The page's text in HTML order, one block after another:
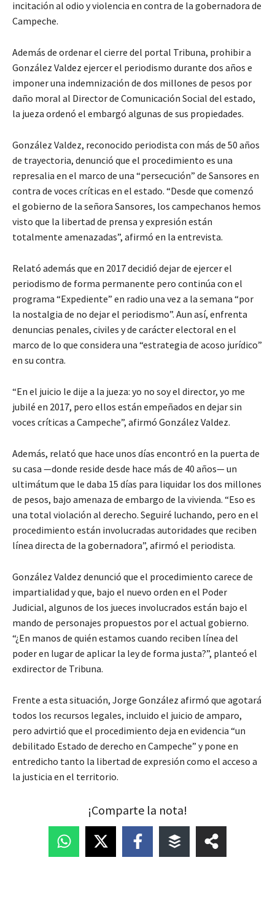
incitación al odio y violencia en contra de la gobernadora de
Campeche.
Además de ordenar el cierre del portal Tribuna, prohibir a
González Valdez ejercer el periodismo durante dos años e
imponer una indemnización de dos millones de pesos por
daño moral al Director de Comunicación Social del estado,
la jueza ordenó el embargó algunas de sus propiedades.
González Valdez, reconocido periodista con más de 50 años
de trayectoria, denunció que el procedimiento es una
represalia en el marco de una “persecución” de Sansores en
contra de voces críticas en el estado. “Desde que comenzó
el gobierno de la señora Sansores, los campechanos hemos
visto que la libertad de prensa y expresión están
totalmente amenazadas”, afirmó en la entrevista.
Relató además que en 2017 decidió dejar de ejercer el
periodismo de forma permanente pero continúa con el
programa “Expediente” en radio una vez a la semana “por
la nostalgia de no dejar el periodismo”. Aun así, enfrenta
denuncias penales, civiles y de carácter electoral en el
marco de lo que considera una “estrategia de acoso jurídico”
en su contra.
“En el juicio le dije a la jueza: yo no soy el director, yo me
jubilé en 2017, pero ellos están empeñados en dejar sin
voces críticas a Campeche”, afirmó González Valdez.
Además, relató que hace unos días encontró en la puerta de
su casa —donde reside desde hace más de 40 años— un
ultimátum que le daba 15 días para liquidar los dos millones
de pesos, bajo amenaza de embargo de la vivienda. “Eso es
una total violación al derecho. Seguiré luchando, pero en el
procedimiento están involucradas autoridades que reciben
línea directa de la gobernadora”, afirmó el periodista.
González Valdez denunció que el procedimiento carece de
impartialidad y que, bajo el nuevo orden en el Poder
Judicial, algunos de los jueces involucrados están bajo el
mando de personajes propuestos por el actual gobierno.
“¿En manos de quién estamos cuando reciben línea del
poder en lugar de aplicar la ley de forma justa?”, planteó el
exdirector de Tribuna.
Frente a esta situación, Jorge González afirmó que agotará
todos los recursos legales, incluido el juicio de amparo,
pero advirtió que el procedimiento deja en evidencia “un
debilitado Estado de derecho en Campeche” y pone en
entredicho tanto la libertad de expresión como el acceso a
la justicia en el territorio.
¡Comparte la nota!